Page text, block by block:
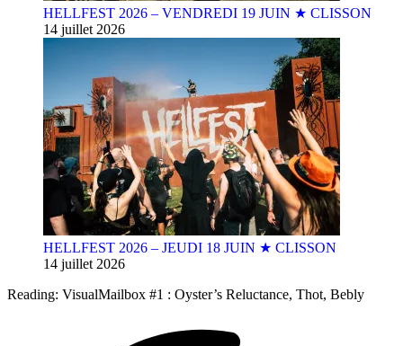
HELLFEST 2026 – VENDREDI 19 JUIN ★ CLISSON
14 juillet 2026
HELLFEST 2026 – JEUDI 18 JUIN ★ CLISSON
14 juillet 2026
Reading: VisualMailbox #1 : Oyster’s Reluctance, Thot, Bebly